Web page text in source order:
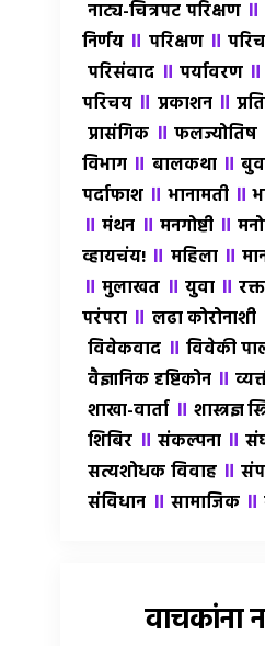
नाट्य-चित्रपट परिक्षण ॥
निर्णय ॥ परिक्षण ॥
परिसंवाद ॥ पर्यावरण
परिचय ॥ प्रकाशन ॥
प्रासंगिक ॥ फलज्योतिष
विभाग ॥ बालकथा ॥
पर्दाफाश ॥भानामती ॥
॥मंथन ॥ मनगोष्टी ॥
व्हायचंय! ॥ महिला ॥
॥मुलाखत ॥ युवा ॥
परंपरा ॥ लढा कोरोनाशी
विवेकवाद ॥ विवेकी
वैज्ञानिक दृष्टिकोन ॥
शाखा-वार्ता ॥ शास्त्रज्ञ
शिबिर ॥ संकल्पना ॥
सत्यशोधक विवाह ॥
संविधान ॥ सामाजिक ॥
वाचकांना